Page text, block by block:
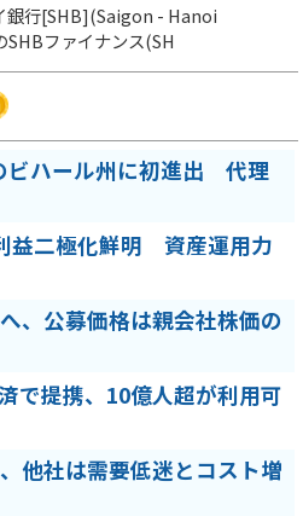
銀行[SHB](Saigon - Hanoi
ファイナンス(SH
ビハール州に初進出 代理
益二極化鮮明 資産運用力
、公募価格は親会社株価の
で提携、10億人超が利用可
他社は需要低迷とコスト増